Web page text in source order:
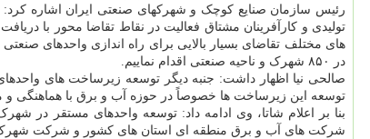
رئیس سازمان صنایع کوچک و شهرکهای صنعتی ایران اشاره
تولیدی و کارآفرینان مشتاق فعالیت در نقاط تقاضا محور با
های مختلف تقاضای بسیار بالایی برای راه اندازی واحدهای
در ۸۵۰ شهرک و ناحیه صنعتی اقدام نماییم.
صالحی نیا اظهار داشت: جنبه دیگر توسعه زیرساخت های
توسعه این زیرساخت ها خصوصاً در حوزه آب و برق با هماهنگی و
بنا بر اعلام شاتا، وی ادامه داد: توسعه واحدهای مستقر در
شرکت های آب و برق منطقه ای استان های کشور و شرکت شهرک